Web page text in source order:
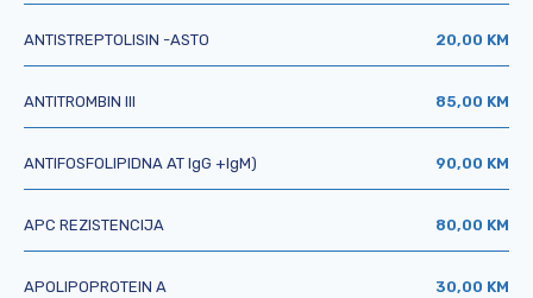
ANTISTREPTOLISIN -ASTO 20,00 KM
ANTITROMBIN III 85,00 KM
ANTIFOSFOLIPIDNA AT IgG +IgM) 90,00 KM
APC REZISTENCIJA 80,00 KM
APOLIPOPROTEIN A 30,00 KM